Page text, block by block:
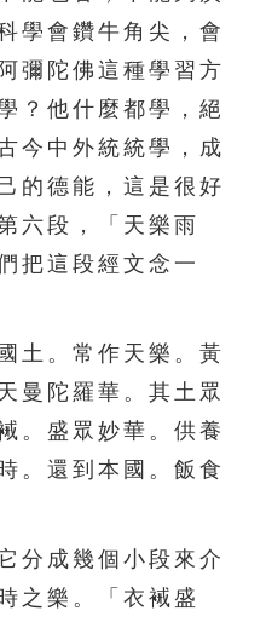
學會鑽牛角尖，會
彌陀佛這種學習方
？他什麼都學，絕
今中外統統學，成
的德能，這是很好
六段，「天樂雨
把這段經文念一
。常作天樂。黃
曼陀羅華。其土眾
。盛眾妙華。供養
。還到本國。飯食
成幾個小段來介
之樂。「衣裓盛